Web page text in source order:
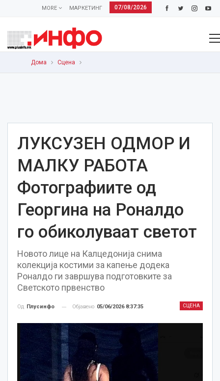
07/08/2026
МАРКЕТИНГ
MORE
Дома Сцена
ЛУКСУЗЕН ОДМОР И
МАЛКУ РАБОТА
Фотографиите од
Георгина на Роналдо
го обиколуваат светот
Новото лице на Калцедонија снима
колекција костими за капење додека
Роналдо ги завршува подготовките за
Светското првенство
СЦЕНА
Од Плусинфо Објавено 05/06/2026 8:37:35